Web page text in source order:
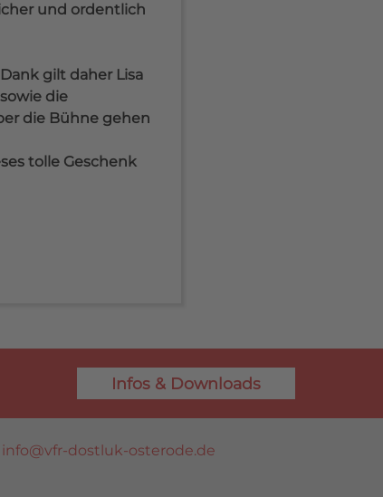
und ordentlich
gilt daher Lisa
die
die Bühne gehen
tolle Geschenk
Infos & Downloads
info@vfr-dostluk-osterode.de